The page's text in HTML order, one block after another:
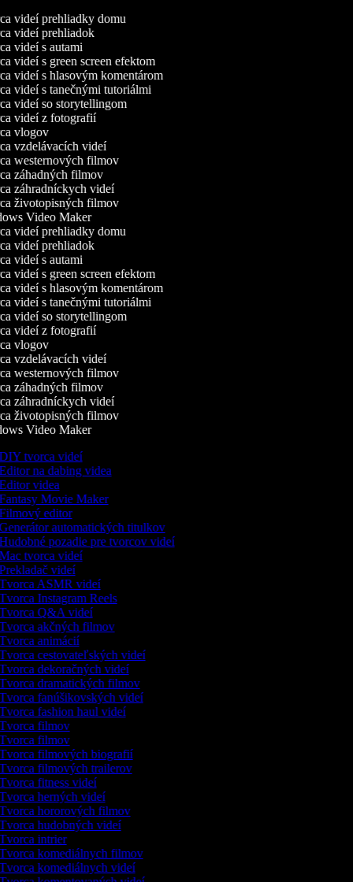
videí prehliadky domu
videí prehliadok
videí s autami
videí s green screen efektom
videí s hlasovým komentárom
videí s tanečnými tutoriálmi
videí so storytellingom
videí z fotografií
vlogov
vzdelávacích videí
westernových filmov
záhadných filmov
záhradníckych videí
životopisných filmov
Video Maker
videí prehliadky domu
videí prehliadok
videí s autami
videí s green screen efektom
videí s hlasovým komentárom
videí s tanečnými tutoriálmi
videí so storytellingom
videí z fotografií
vlogov
vzdelávacích videí
westernových filmov
záhadných filmov
záhradníckych videí
životopisných filmov
Video Maker
tvorca videí
na dabing videa
videa
Movie Maker
editor
automatických titulkov
pozadie pre tvorcov videí
tvorca videí
videí
ASMR videí
Instagram Reels
Q&A videí
akčných filmov
animácií
cestovateľských videí
dekoračných videí
dramatických filmov
fanúšikovských videí
fashion haul videí
filmov
filmov
filmových biografií
filmových trailerov
fitness videí
herných videí
hororových filmov
hudobných videí
intrier
komediálnych filmov
komediálnych videí